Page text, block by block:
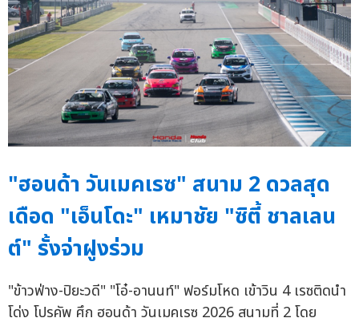
"ฮอนด้า วันเมคเรซ" สนาม 2 ดวลสุด
เดือด "เอ็นโดะ" เหมาชัย "ซิตี้ ชาลเลน
ต์" รั้งจ่าฝูงร่วม
"ข้าวฟ่าง-ปิยะวดี" "โอ๋-อานนท์" ฟอร์มโหด เข้าวิน 4 เรซติดนำ
โด่ง โปรคัพ ศึก ฮอนด้า วันเมคเรซ 2026 สนามที่ 2 โดย